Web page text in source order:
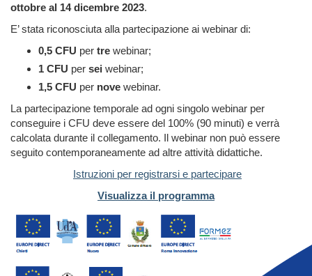
ottobre al 14 dicembre 2023.
E’ stata riconosciuta alla partecipazione ai webinar di:
0,5 CFU per tre webinar;
1 CFU per sei webinar;
1,5 CFU per nove webinar.
La partecipazione temporale ad ogni singolo webinar per
conseguire i CFU deve essere del 100% (90 minuti) e verrà
calcolata durante il collegamento. Il webinar non può essere
seguito contemporaneamente ad altre attività didattiche.
Istruzioni per registrarsi e partecipare
Visualizza il programma